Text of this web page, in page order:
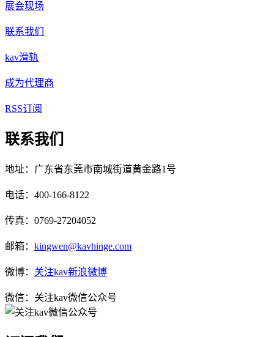
展会现场
联系我们
kav滑轨
成为代理商
RSS订阅
联系我们
地址：广东省东莞市南城街道黄金路1号
电话：400-166-8122
传真：0769-27204052
邮箱： kingwen@kavhinge.com
微博： 关注kav新浪微博
微信：关注kav微信公众号